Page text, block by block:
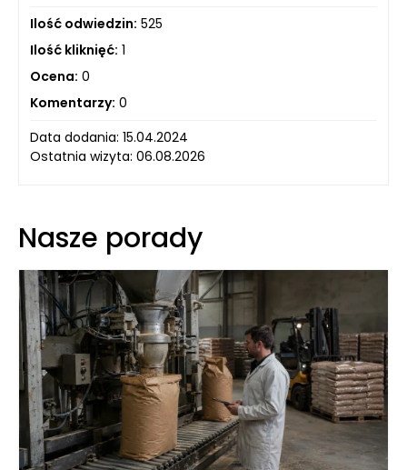
Ilość odwiedzin: 525
Ilość kliknięć: 1
Ocena: 0
Komentarzy: 0
Data dodania: 15.04.2024
Ostatnia wizyta: 06.08.2026
Nasze porady